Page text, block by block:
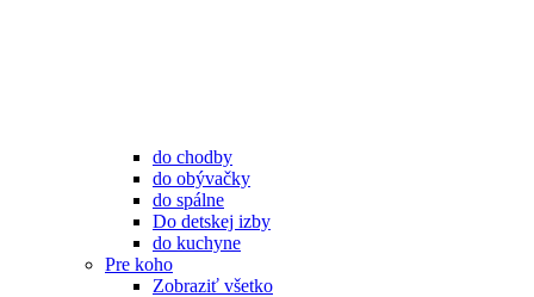
do chodby
do obývačky
do spálne
Do detskej izby
do kuchyne
Pre koho
Zobraziť všetko